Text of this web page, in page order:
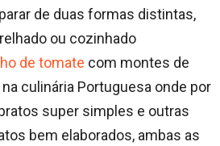
de duas formas distintas,
ou cozinhado
de tomate com montes de
culinária Portuguesa onde por
super simples e outras
bem elaborados, ambas as